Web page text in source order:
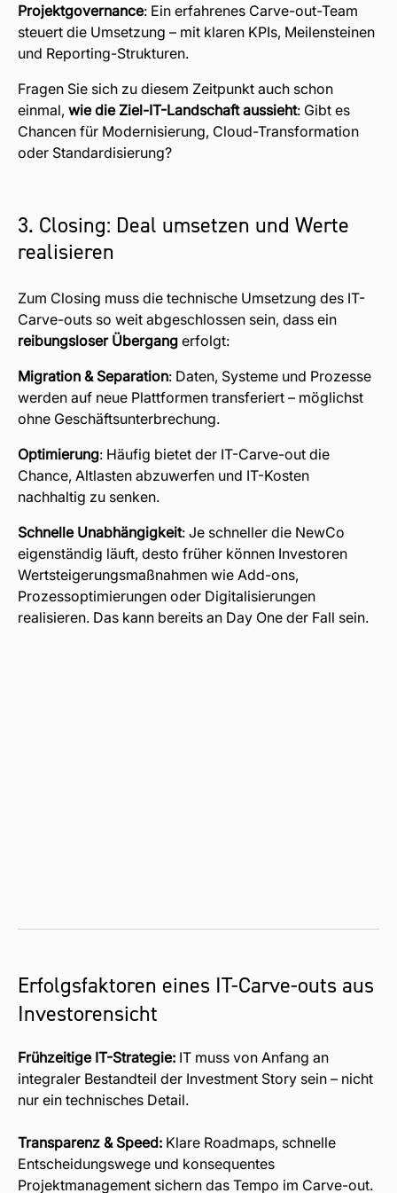
Projektgovernance: Ein erfahrenes Carve-out-Team
steuert die Umsetzung – mit klaren KPIs, Meilensteinen
und Reporting-Strukturen.
Fragen Sie sich zu diesem Zeitpunkt auch schon
einmal, wie die Ziel-IT-Landschaft aussieht: Gibt es
Chancen für Modernisierung, Cloud-Transformation
oder Standardisierung?
3. Closing: Deal umsetzen und Werte
realisieren
Zum Closing muss die technische Umsetzung des IT-
Carve-outs so weit abgeschlossen sein, dass ein
reibungsloser Übergang erfolgt:
Migration & Separation: Daten, Systeme und Prozesse
werden auf neue Plattformen transferiert – möglichst
ohne Geschäftsunterbrechung.
Optimierung: Häufig bietet der IT-Carve-out die
Chance, Altlasten abzuwerfen und IT-Kosten
nachhaltig zu senken.
Schnelle Unabhängigkeit: Je schneller die NewCo
eigenständig läuft, desto früher können Investoren
Wertsteigerungsmaßnahmen wie Add-ons,
Prozessoptimierungen oder Digitalisierungen
realisieren. Das kann bereits an Day One der Fall sein.
Erfolgsfaktoren eines IT-Carve-outs aus
Investorensicht
Frühzeitige IT-Strategie: IT muss von Anfang an
integraler Bestandteil der Investment Story sein – nicht
nur ein technisches Detail.
Transparenz & Speed: Klare Roadmaps, schnelle
Entscheidungswege und konsequentes
Projektmanagement sichern das Tempo im Carve-out.